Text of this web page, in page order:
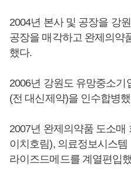
2004년 본사 및 공장을 강
공장을 매각하고 완제의약
했다.
2006년 강원도 유망중소기
(전 대신제약)을 인수합병
2007년 완제의약품 도소매
이치호림), 의료정보시스
라이즈드메드를 계열편입